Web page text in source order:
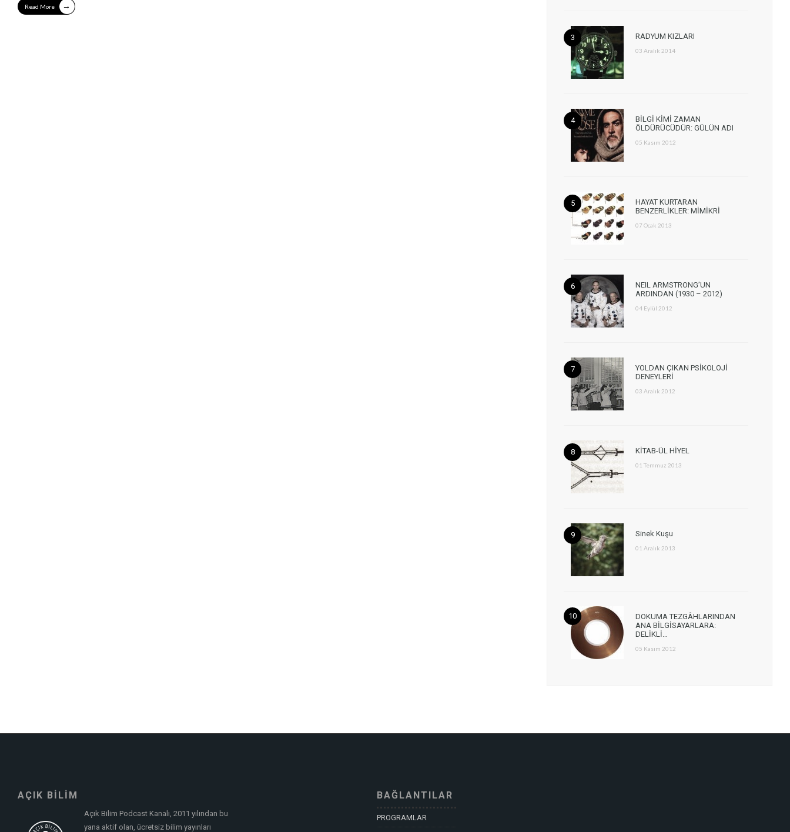
Read More →
RADYUM KIZLARI
03 Aralık 2014
BİLGİ KİMİ ZAMAN
ÖLDÜRÜCÜDÜR: GÜLÜN ADI
05 Kasım 2012
HAYAT KURTARAN
BENZERLİKLER: MİMİKRİ
07 Ocak 2013
NEIL ARMSTRONG’UN
ARDINDAN (1930 – 2012)
04 Eylül 2012
YOLDAN ÇIKAN PSİKOLOJİ
DENEYLERİ
03 Aralık 2012
KİTAB-ÜL HİYEL
01 Temmuz 2013
Sinek Kuşu
01 Aralık 2013
DOKUMA TEZGÂHLARINDAN
ANA BİLGİSAYARLARA:
DELİKLİ…
05 Kasım 2012
AÇIK BİLİM
Açık Bilim Podcast Kanalı, 2011 yılından bu
yana aktif olan, ücretsiz bilim yayınları
BAĞLANTILAR
PROGRAMLAR